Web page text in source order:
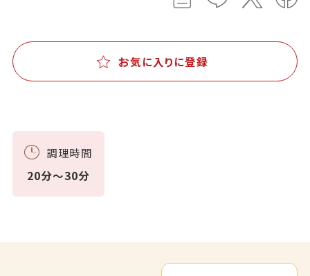
お気に入りに登録
調理時間
20分～30分